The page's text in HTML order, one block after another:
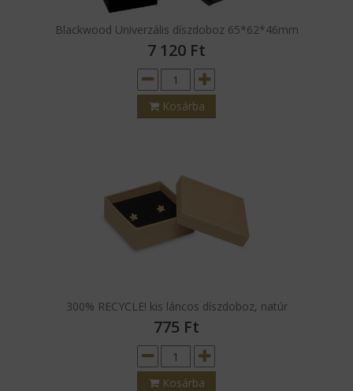
Blackwood Univerzális díszdoboz 65*62*46mm
7 120 Ft
Kosárba
300% RECYCLE! kis láncos díszdoboz, natúr
775 Ft
Kosárba